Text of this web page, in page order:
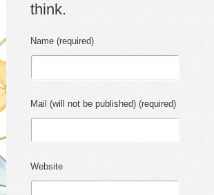
think.
Name (required)
Mail (will not be published) (required)
Website